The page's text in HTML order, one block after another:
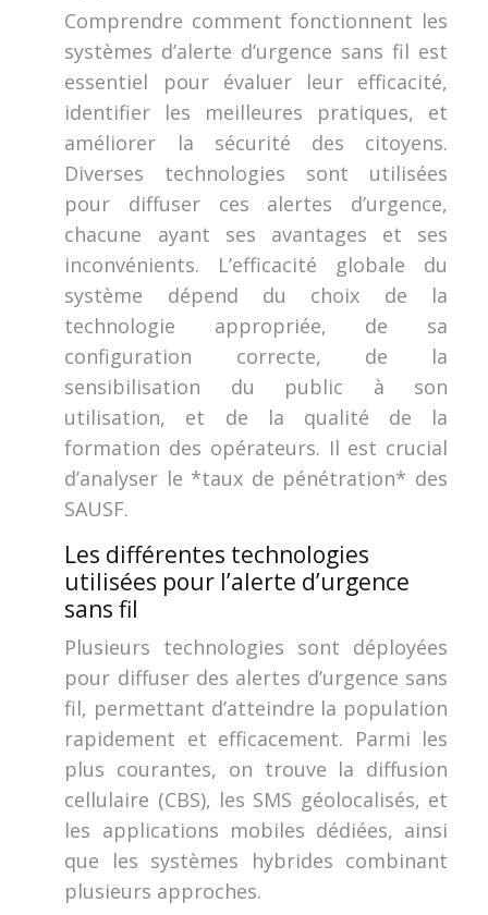
Comprendre comment fonctionnent les
systèmes d’alerte d’urgence sans fil est
essentiel pour évaluer leur efficacité,
identifier les meilleures pratiques, et
améliorer la sécurité des citoyens.
Diverses technologies sont utilisées
pour diffuser ces alertes d’urgence,
chacune ayant ses avantages et ses
inconvénients. L’efficacité globale du
système dépend du choix de la
technologie appropriée, de sa
configuration correcte, de la
sensibilisation du public à son
utilisation, et de la qualité de la
formation des opérateurs. Il est crucial
d’analyser le *taux de pénétration* des
SAUSF.
Les différentes technologies
utilisées pour l’alerte d’urgence
sans fil
Plusieurs technologies sont déployées
pour diffuser des alertes d’urgence sans
fil, permettant d’atteindre la population
rapidement et efficacement. Parmi les
plus courantes, on trouve la diffusion
cellulaire (CBS), les SMS géolocalisés, et
les applications mobiles dédiées, ainsi
que les systèmes hybrides combinant
plusieurs approches.